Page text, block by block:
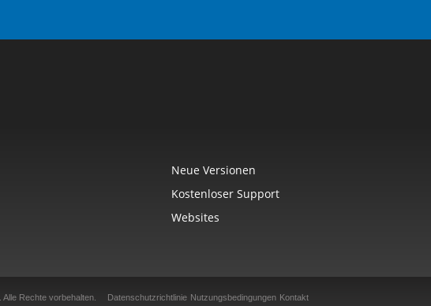
Neue Versionen
Kostenloser Support
Websites
Alle Rechte vorbehalten. Datenschutzrichtlinie Nutzungsbedingungen Kontakt